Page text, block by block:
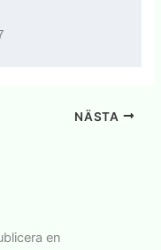
NÄSTA
en